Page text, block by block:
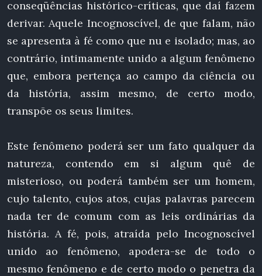
conseqüências histórico-críticas, que daí fazem
derivar. Aquele Incognoscível, de que falam, não
se apresenta à fé como que nu e isolado; mas, ao
contrário, intimamente unido a algum fenômeno
que, embora pertença ao campo da ciência ou
da história, assim mesmo, de certo modo,
transpõe os seus limites.
Este fenômeno poderá ser um fato qualquer da
natureza, contendo em si algum quê de
misterioso, ou poderá também ser um homem,
cujo talento, cujos atos, cujas palavras parecem
nada ter de comum com as leis ordinárias da
história. A fé, pois, atraída pelo Incognoscível
unido ao fenômeno, apodera-se de todo o
mesmo fenômeno e de certo modo o penetra da